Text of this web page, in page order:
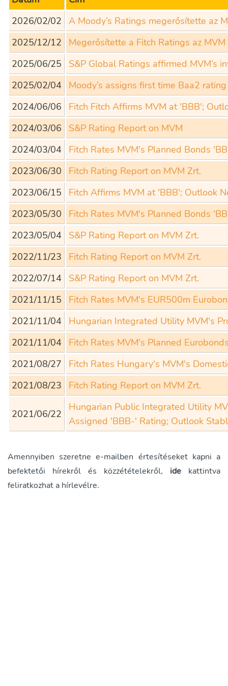
2026/02/02
A Moody’s Ratings megerősítette az
2025/12/12
Megerősítette a Fitch Ratings az
2025/06/25
S&P Global Ratings affirmed MVM’s
2025/02/04
Moody’s assigns first time Baa2
2024/06/06
Fitch Fitch Affirms MVM at 'BBB';
2024/03/06
S&P Rating Report on MVM
2024/03/04
Fitch Rates MVM's Planned Bonds
2023/06/30
Fitch Rating Report on MVM Zrt.
2023/06/15
Fitch Affirms MVM at 'BBB'; Outlook
2023/05/30
Fitch Rates MVM's Planned Bonds
2023/05/04
S&P Rating Report on MVM Zrt.
2022/11/23
Fitch Rating Report on MVM Zrt.
2022/07/14
S&P Rating Report on MVM Zrt.
2021/11/15
Fitch Rates MVM's EUR500m
2021/11/04
Hungarian Integrated Utility MVM's
2021/11/04
Fitch Rates MVM's Planned
2021/08/27
Fitch Rates Hungary's MVM's
2021/08/23
Fitch Rating Report on MVM Zrt.
2021/06/22
Hungarian Public Integrated Utility
Assigned 'BBB-' Rating; Outlook
Amennyiben szeretne e-mailben értesítéseket kapni a
befektetői hírekről és közzétételekről, ide kattintva
feliratkozhat a hírlevélre.